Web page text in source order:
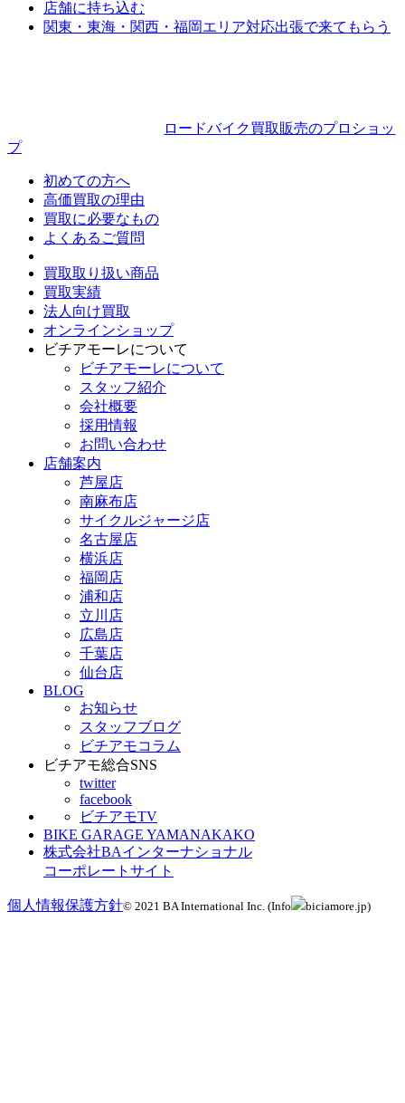
店舗に持ち込む
関東・東海・関西・福岡エリア対応出張で来てもらう
ロードバイク買取販売のプロショッ
プ
初めての方へ
高価買取の理由
買取に必要なもの
よくあるご質問
買取取り扱い商品
買取実績
法人向け買取
オンラインショップ
ビチアモーレについて
ビチアモーレについて
スタッフ紹介
会社概要
採用情報
お問い合わせ
店舗案内
芦屋店
南麻布店
サイクルジャージ店
名古屋店
横浜店
福岡店
浦和店
立川店
広島店
千葉店
仙台店
BLOG
お知らせ
スタッフブログ
ビチアモコラム
ビチアモ総合SNS
twitter
facebook
ビチアモTV
BIKE GARAGE YAMANAKAKO
株式会社BAインターナショナル
コーポレートサイト
個人情報保護方針© 2021 BA International Inc. (Info biciamore.jp)